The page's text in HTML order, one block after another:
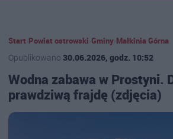
Start Powiat ostrowski Gminy Małkinia Górna
Opublikowano 30.06.2026, godz. 10:52
Wodna zabawa w Prostyni.
prawdziwą frajdę (zdjęcia)